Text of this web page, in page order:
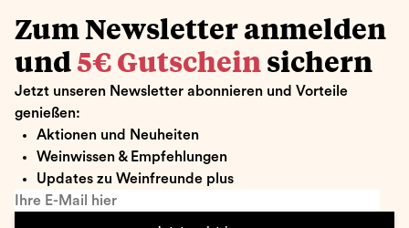
Zum Newsletter anmelden
und 5€ Gutschein sichern
Jetzt unseren Newsletter abonnieren und Vorteile
genießen:
Aktionen und Neuheiten
Weinwissen & Empfehlungen
Updates zu Weinfreunde plus
Ihre E-Mail hier